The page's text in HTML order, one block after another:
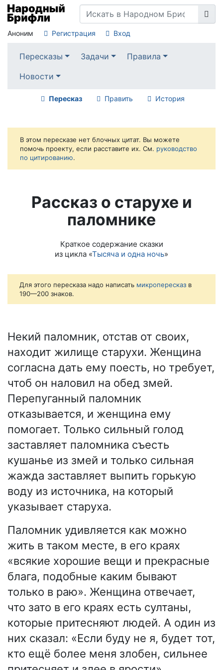
Аноним Регистрация Вход
Пересказы Задачи
Правила
Новости
Пересказ Править История
В этом пересказе нет блочных цитат. Вы можете
помочь проекту, если расставите их. См. руководство
по цитированию.
Рассказ о старухе и
паломнике
Краткое содержание сказки
из цикла «Тысяча и одна ночь»
Для этого пересказа надо написать микропересказ в
190—200 знаков.
Некий паломник, отстав от своих,
находит жилище старухи. Женщина
согласна дать ему поесть, но требует,
чтоб он наловил на обед змей.
Перепуганный паломник
отказывается, и женщина ему
помогает. Только сильный голод
заставляет паломника съесть
кушанье из змей и только сильная
жажда заставляет выпить горькую
воду из источника, на который
указывает старуха.
Паломник удивляется как можно
жить в таком месте, в его краях
«всякие хорошие вещи и прекрасные
блага, подобные каким бывают
только в раю». Женщина отвечает,
что зато в его краях есть султаны,
которые притесняют людей. А один из
них сказал: «Если буду не я, будет тот,
кто ещё более меня злобен, сильнее